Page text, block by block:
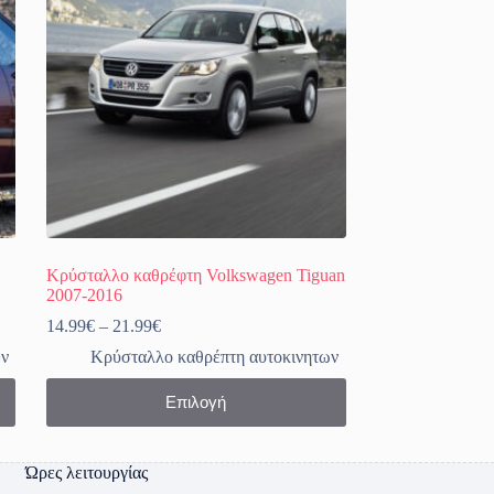
Κρύσταλλο καθρέφτη Volkswagen Tiguan
2007-2016
14.99€ – 21.99€Price
14.99€
through
21.99€
Κρύσταλλο καθρέπτη αυτοκινητων
Επιλογή
Αυτό
προϊόν
πολλαπλές
παραλλαγές.
Ώρες λειτουργίας